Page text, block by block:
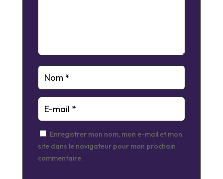
Enregistrer mon nom, mon e-mail et mon
site dans le navigateur pour mon prochain
commentaire.